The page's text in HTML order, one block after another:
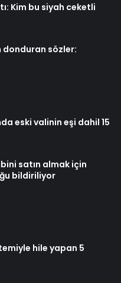
Kim bu siyah ceketli
donduran sözler:
eski valinin eşi dahil 15
satın almak için
bildiriliyor
hile yapan 5